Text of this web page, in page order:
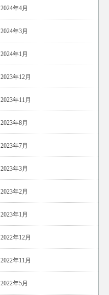
2024年4月
2024年3月
2024年1月
2023年12月
2023年11月
2023年8月
2023年7月
2023年3月
2023年2月
2023年1月
2022年12月
2022年11月
2022年5月